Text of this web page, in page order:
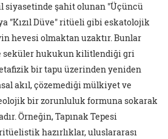
siyasetinde şahit olunan "Üçüncü
"Kızıl Düve" ritüeli gibi eskatolojik
hevesi olmaktan uzaktır. Bunlar
seküler hukukun kilitlendiği gri
bir tapu üzerinden yeniden
akıl, çözemediği mülkiyet ve
bir zorunluluk formuna sokarak
Örneğin, Tapınak Tepesi
hazırlıklar, uluslararası